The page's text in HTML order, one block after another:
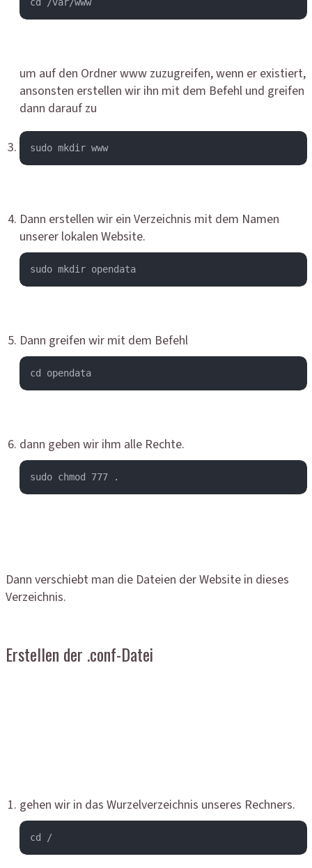
um auf den Ordner www zuzugreifen, wenn er existiert,
ansonsten erstellen wir ihn mit dem Befehl und greifen
dann darauf zu
sudo mkdir www
Dann erstellen wir ein Verzeichnis mit dem Namen
unserer lokalen Website.
sudo mkdir opendata
Dann greifen wir mit dem Befehl
cd opendata
dann geben wir ihm alle Rechte.
sudo chmod 777 .
Dann verschiebt man die Dateien der Website in dieses
Verzeichnis.
Erstellen der .conf-Datei
gehen wir in das Wurzelverzeichnis unseres Rechners.
cd /